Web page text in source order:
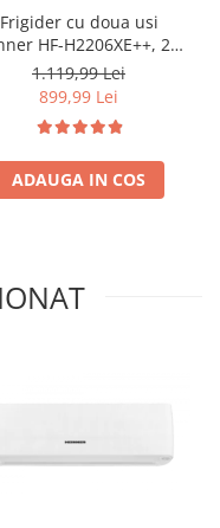
Frigider cu doua usi
HF-H2206XE++, 206
Clasa E, lumina LED, 3
de sticla, H 143 cm,
Inox
1.119,99 Lei
899,99 Lei
ADAUGA IN COS